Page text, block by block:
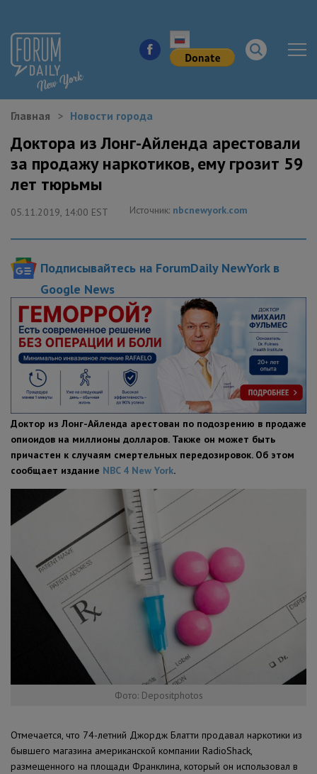
КУДА ПОЙТИ В ГОРОДЕ
ЗДОРОВЬЕ
ЖИЛЬЕ
ОБРАЗОВАНИЕ
ПОЛЕЗНЫЕ СОВЕТЫ
Главная Новости города
Доктора из Лонг-Айленда арестовали
за продажу наркотиков, ему грозит 59
лет тюрьмы
05.11.2019, 14:00 EST Источник: nbcnewyork.com
Подписывайтесь на ForumDaily NewYork в
Google News
Доктор из Лонг-Айленда арестован по подозрению в продаже
опиоидов на миллионы долларов. Также он может быть
причастен к случаям смертельных передозировок. Об этом
сообщает издание NBC 4 New York.
Фото: Depositphotos
Отмечается, что 74-летний Джордж Блатти продавал наркотики из
бывшего магазина американской компании RadioShack,
размещенного на площади Франклина, который он использовал в